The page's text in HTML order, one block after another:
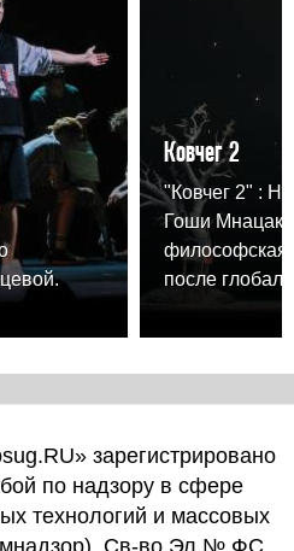
Ковчег 2
"Ковчег 2" :
Гоши
философская
после
зарегистрировано
по надзору в сфере
технологий и массовых
Св-во Эл № ФС